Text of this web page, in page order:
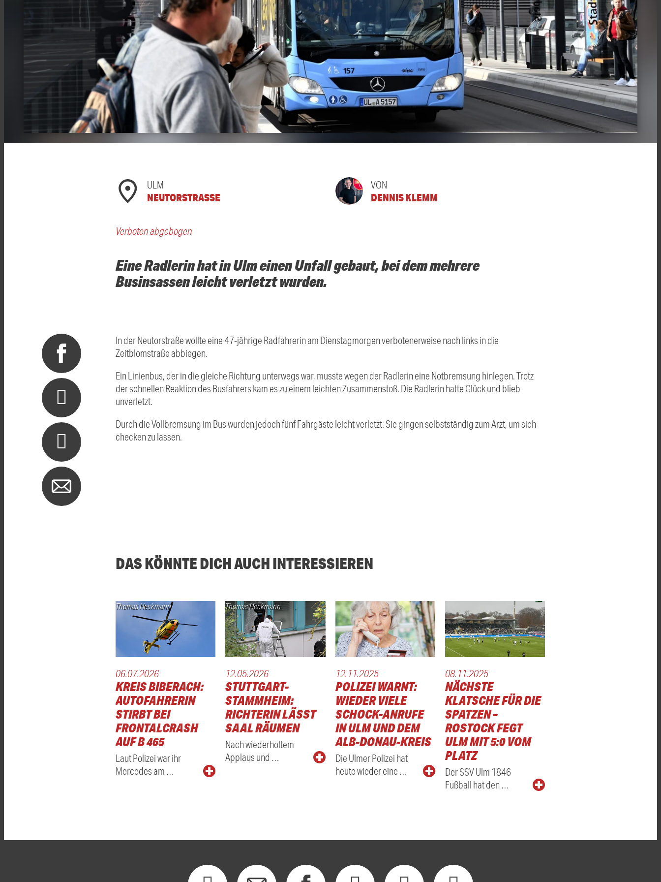
ULM
NEUTORSTRASSE
VON
DENNIS KLEMM
Verboten abgebogen
Eine Radlerin hat in Ulm einen Unfall gebaut, bei dem mehrere
Businsassen leicht verletzt wurden.
In der Neutorstraße wollte eine 47-jährige Radfahrerin am Dienstagmorgen verbotenerweise nach links in die
Zeitblomstraße abbiegen.
Ein Linienbus, der in die gleiche Richtung unterwegs war, musste wegen der Radlerin eine Notbremsung hinlegen. Trotz
der schnellen Reaktion des Busfahrers kam es zu einem leichten Zusammenstoß. Die Radlerin hatte Glück und blieb
unverletzt.
Durch die Vollbremsung im Bus wurden jedoch fünf Fahrgäste leicht verletzt. Sie gingen selbstständig zum Arzt, um sich
checken zu lassen.
DAS KÖNNTE DICH AUCH INTERESSIEREN
Thomas Heckmann
06.07.2026
KREIS BIBERACH:
AUTOFAHRERIN
STIRBT BEI
FRONTALCRASH
AUF B 465
Laut Polizei war ihr
Mercedes am …
Thomas Heckmann
12.05.2026
STUTTGART-
STAMMHEIM:
RICHTERIN LÄSST
SAAL RÄUMEN
Nach wiederholtem
Applaus und …
12.11.2025
POLIZEI WARNT:
WIEDER VIELE
SCHOCK-ANRUFE
IN ULM UND DEM
ALB-DONAU-KREIS
Die Ulmer Polizei hat
heute wieder eine …
08.11.2025
NÄCHSTE
KLATSCHE FÜR DIE
SPATZEN –
ROSTOCK FEGT
ULM MIT 5:0 VOM
PLATZ
Der SSV Ulm 1846
Fußball hat den …